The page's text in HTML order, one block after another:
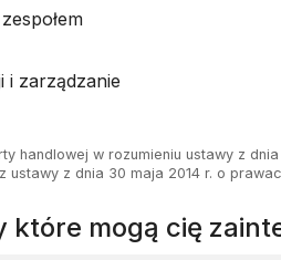
i zarządzanie
handlowej w rozumieniu ustawy z
ustawy z dnia 30 maja 2014 r. o
które mogą cię